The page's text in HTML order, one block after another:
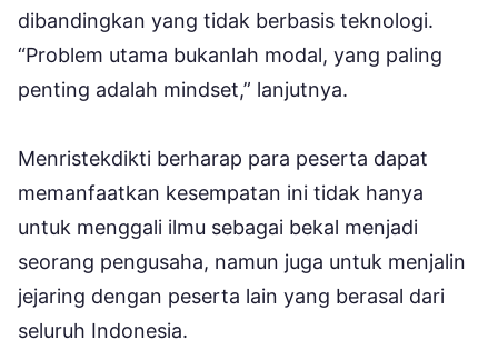
dibandingkan yang tidak berbasis teknologi.
“Problem utama bukanlah modal, yang paling
penting adalah mindset,” lanjutnya.
Menristekdikti berharap para peserta dapat
memanfaatkan kesempatan ini tidak hanya
untuk menggali ilmu sebagai bekal menjadi
seorang pengusaha, namun juga untuk menjalin
jejaring dengan peserta lain yang berasal dari
seluruh Indonesia.